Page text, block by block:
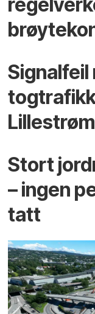
Stort
– ingen
tatt